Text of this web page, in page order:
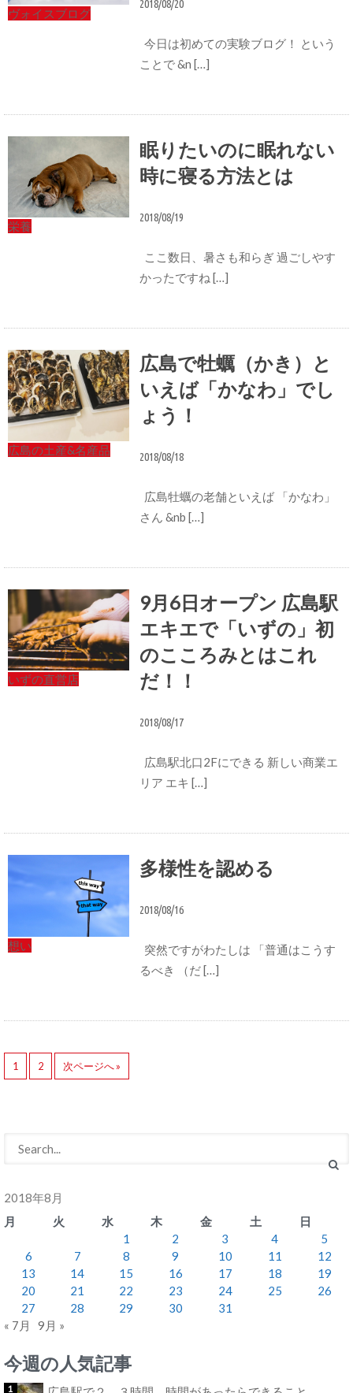
ヴォイスブログ
2018/08/20
今日は初めての実験ブログ！ という
ことで &n […]
栄養
眠りたいのに眠れない
時に寝る方法とは
2018/08/19
ここ数日、暑さも和らぎ 過ごしやす
かったですね […]
広島の土産&名産品
広島で牡蠣（かき）と
いえば「かなわ」でし
ょう！
2018/08/18
広島牡蠣の老舗といえば 「かなわ」
さん &nb […]
いずの直営店
9月6日オープン 広島駅
エキエで「いずの」初
のこころみとはこれ
だ！！
2018/08/17
広島駅北口2Fにできる 新しい商業エ
リア エキ […]
想い
多様性を認める
2018/08/16
突然ですがわたしは 「普通はこうす
るべき （だ […]
1 2 次ページへ »
2018年8月
月
火 水 木 金 土
日
1
2 3 4
5
6
7 8 9 10 11
12
13
14 15 16 17 18
19
20
21 22 23 24 25
26
27
28 29 30
31
« 7月
9月 »
今週の人気記事